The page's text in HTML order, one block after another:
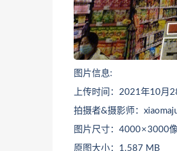
图片信息:
上传时间：2021年10月
拍摄者&摄影师：
图片尺寸：4000 × 3000
原图大小：1.587 MB